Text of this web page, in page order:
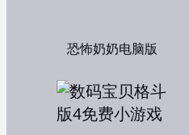
恐怖奶奶电脑版